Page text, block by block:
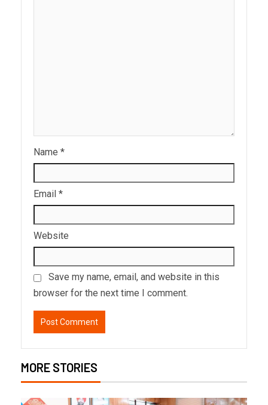
Name *
Email *
Website
Save my name, email, and website in this
browser for the next time I comment.
MORE STORIES